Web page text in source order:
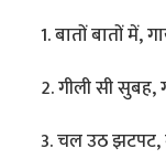
1. बातों बातों में,
2. गीली सी
3. चल उठ झटपट,